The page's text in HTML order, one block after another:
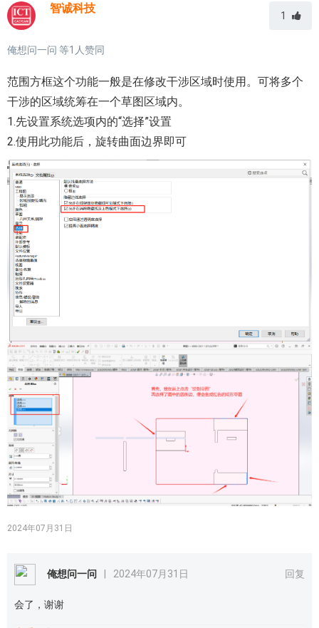
智诚科技
1
俺想问一问 等1 人赞同
范围方框这个功能一般是在修改干涉区域时使用。可将多个
干涉的区域统筹在一个草图区域内。
1.先设置系统选项内的“选择”设置
2.使用此功能后，旋转曲面边界即可
2024年07月31日
俺想问一问 2024年07月31日 回复
会了，谢谢